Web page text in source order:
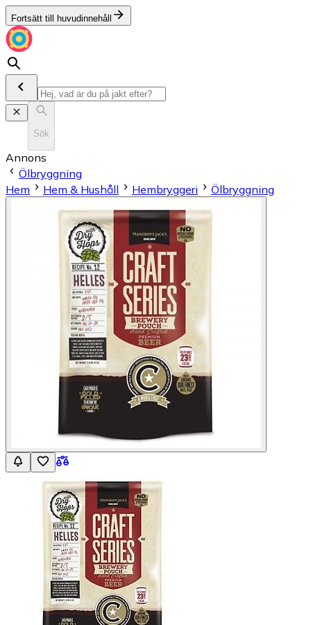
Fortsätt till huvudinnehåll
Sök
Annons
Ölbryggning
Hem
Hem & Hushåll Hembryggeri Ölbryggning